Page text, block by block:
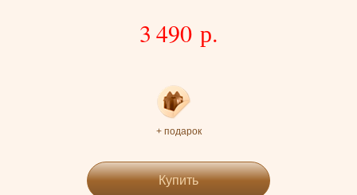
3 490 р.
+ подарок
Купить